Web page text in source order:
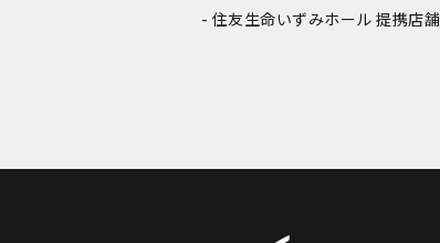
住友生命いずみホール 提携店舗